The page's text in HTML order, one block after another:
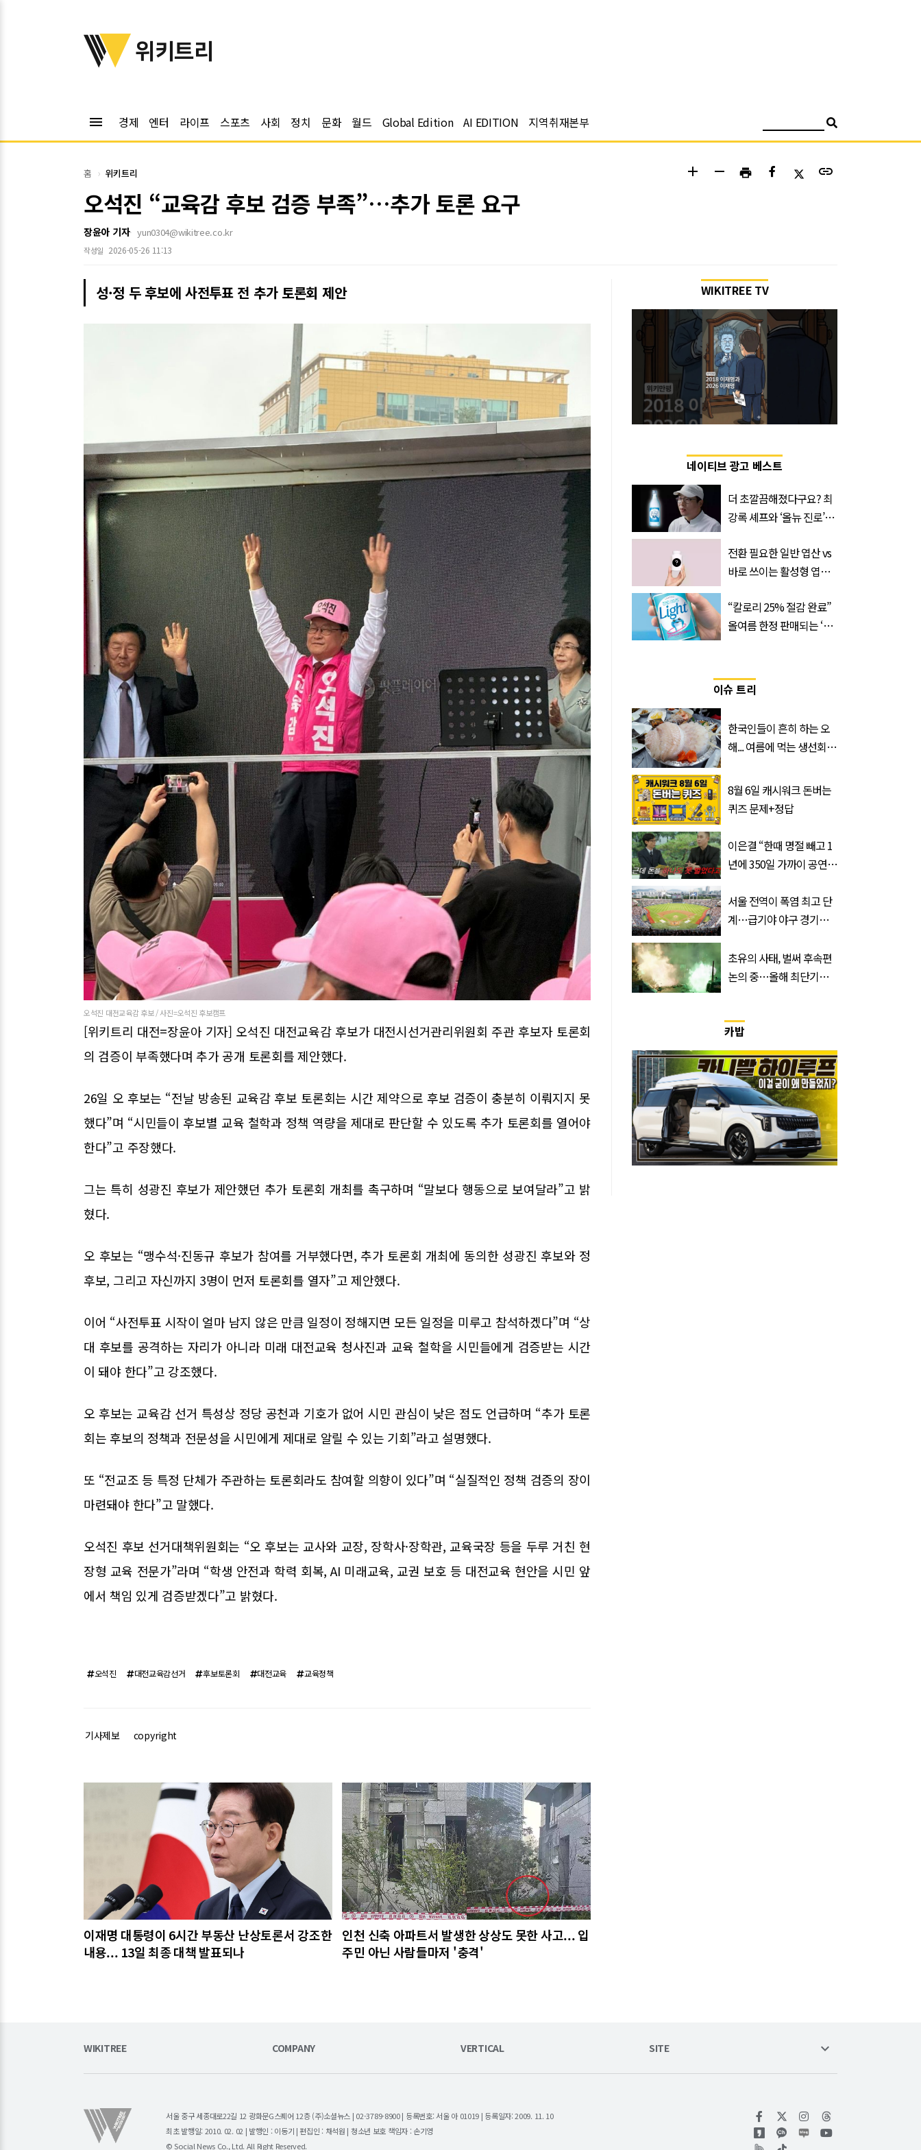
위키트리
위키트리
menu 경제 엔터 라이프 스포츠 사회 정치 문화 월드 Global Edition AI EDITION 지역취재본부
홈 위키트리 add remove print link
오석진 “교육감 후보 검증 부족”…추가 토론 요구
장윤아 기자 yun0304@wikitree.co.kr
작성일 2026-05-26 11:13
성·정 두 후보에 사전투표 전 추가 토론회 제안
오석진 대전교육감 후보 / 사진=오석진 후보캠프
[위키트리 대전=장윤아 기자] 오석진 대전교육감 후보가 대전시선거관리위원회 주관 후보자 토론회
의 검증이 부족했다며 추가 공개 토론회를 제안했다.
26일 오 후보는 “전날 방송된 교육감 후보 토론회는 시간 제약으로 후보 검증이 충분히 이뤄지지 못
했다”며 “시민들이 후보별 교육 철학과 정책 역량을 제대로 판단할 수 있도록 추가 토론회를 열어야
한다”고 주장했다.
그는 특히 성광진 후보가 제안했던 추가 토론회 개최를 촉구하며 “말보다 행동으로 보여달라”고 밝
혔다.
오 후보는 “맹수석·진동규 후보가 참여를 거부했다면, 추가 토론회 개최에 동의한 성광진 후보와 정
후보, 그리고 자신까지 3명이 먼저 토론회를 열자”고 제안했다.
이어 “사전투표 시작이 얼마 남지 않은 만큼 일정이 정해지면 모든 일정을 미루고 참석하겠다”며 “상
대 후보를 공격하는 자리가 아니라 미래 대전교육 청사진과 교육 철학을 시민들에게 검증받는 시간
이 돼야 한다”고 강조했다.
오 후보는 교육감 선거 특성상 정당 공천과 기호가 없어 시민 관심이 낮은 점도 언급하며 “추가 토론
회는 후보의 정책과 전문성을 시민에게 제대로 알릴 수 있는 기회”라고 설명했다.
또 “전교조 등 특정 단체가 주관하는 토론회라도 참여할 의향이 있다”며 “실질적인 정책 검증의 장이
마련돼야 한다”고 말했다.
오석진 후보 선거대책위원회는 “오 후보는 교사와 교장, 장학사·장학관, 교육국장 등을 두루 거친 현
장형 교육 전문가”라며 “학생 안전과 학력 회복, AI 미래교육, 교권 보호 등 대전교육 현안을 시민 앞
에서 책임 있게 검증받겠다”고 밝혔다.
오석진 대전교육감선거 후보토론회 대전교육 교육정책
기사제보 copyright
관련기사
이재명 대통령이 6시간 부동산 난상토론서 강조한
내용... 13일 최종 대책 발표되나
인천 신축 아파트서 발생한 상상도 못한 사고... 입
주민 아닌 사람들마저 '충격'
WIKITREE TV
네이티브 광고 베스트
더 초깔끔해졌다구요? 최
강록 셰프와 ‘올뉴 진로’의
전환 필요한 일반 엽산 vs
바로 쓰이는 활성형 엽
‘Quatrefolic®’ 주목
“칼로리 25% 절감 완료”
올여름 한정 판매되는 ‘최
이슈 트리
한국인들이 흔히 하는 오
해... 여름에 먹는 생선회가
8월 6일 캐시워크 돈버는
퀴즈 문제+정답
이은결 “한때 명절 빼고 1
년에 350일 가까이 공연했
(이유)
서울 전역이 폭염 최고 단
계…급기야 야구 경기까
초유의 사태, 벌써 후속편
논의 중…올해 최단기간
카밥
keyboard_arrow_down
WIKITREE COMPANY VERTICAL SITE
서울 중구 세종대로22길 12 광화문G스퀘어 12층 (주)소셜뉴스 | 02-3789-8900 | 등록번호: 서울 아 01019 | 등록일자: 2009. 11. 10
최초 발행일: 2010. 02. 02 | 발행인 : 이동기 | 편집인 : 채석원 | 청소년 보호 책임자 : 손기영
© Social News Co., Ltd. All Right Reserved.
위키트리 페이스북위키트리 인스타그램
위키트리 유튜브